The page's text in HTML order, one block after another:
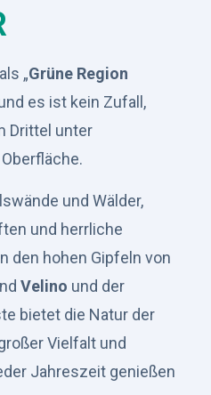
„Grüne Region
es ist kein Zufall,
Drittel unter
und Wälder,
und herrliche
den hohen Gipfeln von
Velino und der
bietet die Natur der
Vielfalt und
Jahreszeit genießen